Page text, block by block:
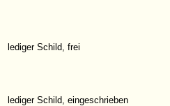
lediger Schild, frei
lediger Schild, eingeschrieben